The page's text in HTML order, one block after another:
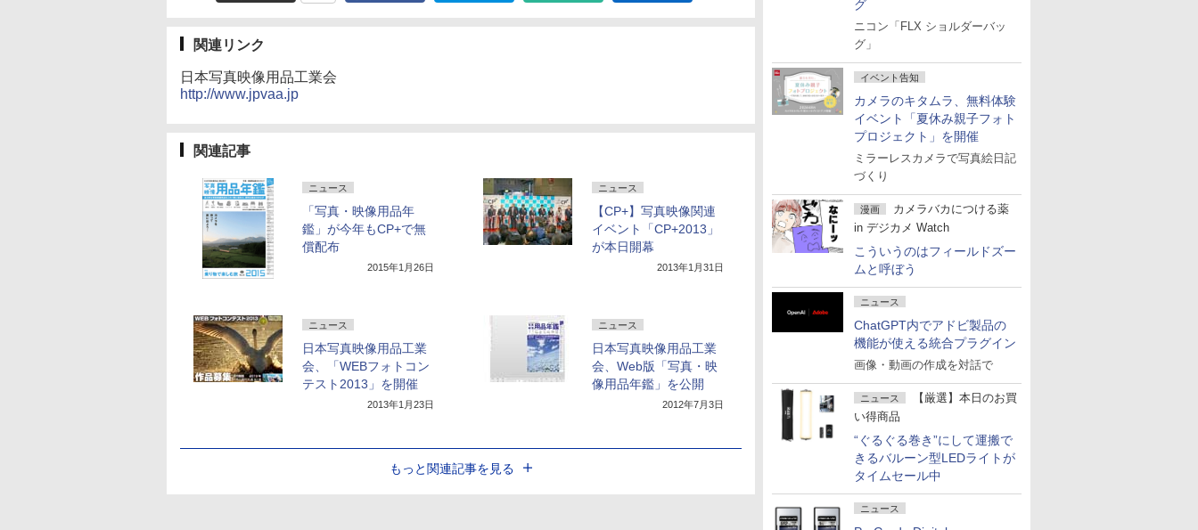
グ
ニコン「FLX ショルダーバッ
グ」
イベント告知
カメラのキタムラ、無料体験
イベント「夏休み親子フォト
プロジェクト」を開催
ミラーレスカメラで写真絵日記
づくり
漫画
カメラバカにつける薬
in デジカメ Watch
こういうのはフィールドズー
ムと呼ぼう
ニュース
ChatGPT内でアドビ製品の
機能が使える統合プラグイン
画像・動画の作成を対話で
ニュース
【厳選】本日のお買
い得商品
“ぐるぐる巻き”にして運搬で
きるバルーン型LEDライトが
タイムセール中
ニュース
関連リンク
日本写真映像用品工業会
http://www.jpvaa.jp
関連記事
ニュース
「写真・映像用品年
鑑」が今年もCP+で無
償配布
2015年1月26日
ニュース
【CP+】写真映像関連
イベント「CP+2013」
が本日開幕
2013年1月31日
ニュース
日本写真映像用品工業
会、「WEBフォトコン
テスト2013」を開催
2013年1月23日
ニュース
日本写真映像用品工業
会、Web版「写真・映
像用品年鑑」を公開
2012年7月3日
もっと関連記事を見る